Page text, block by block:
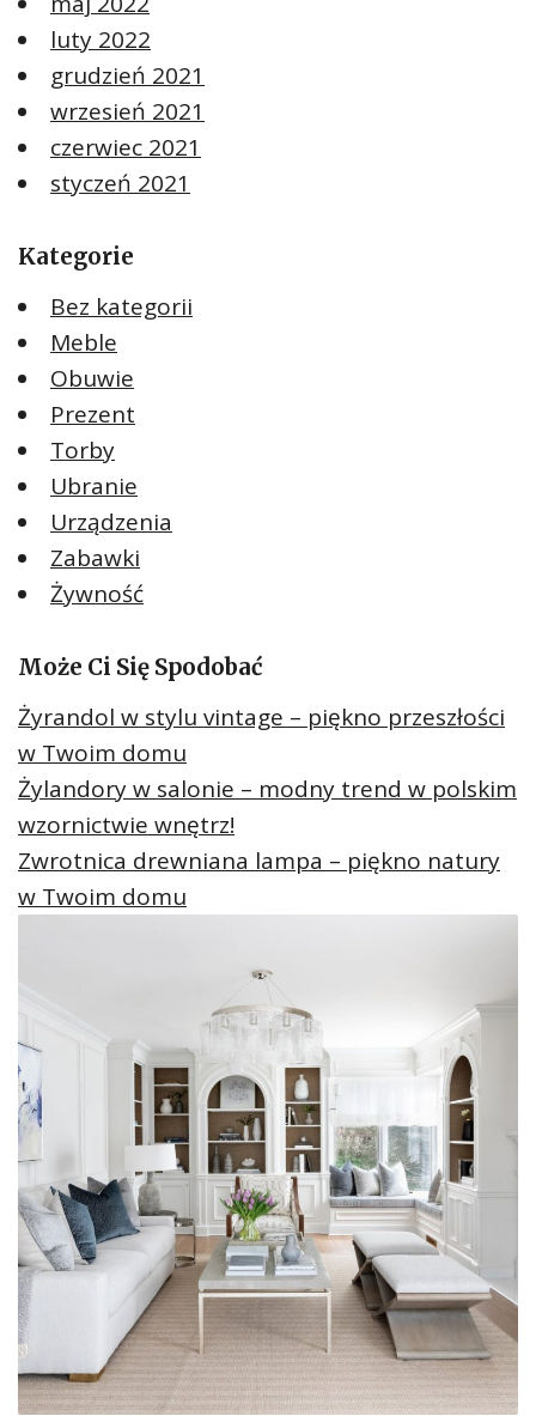
luty 2022
grudzień 2021
wrzesień 2021
czerwiec 2021
styczeń 2021
Kategorie
Bez kategorii
Meble
Obuwie
Prezent
Torby
Ubranie
Urządzenia
Zabawki
Żywność
Może Ci Się Spodobać
Żyrandol w stylu vintage – piękno przeszłości
w Twoim domu
Żylandory w salonie – modny trend w polskim
wzornictwie wnętrz!
Zwrotnica drewniana lampa – piękno natury
w Twoim domu